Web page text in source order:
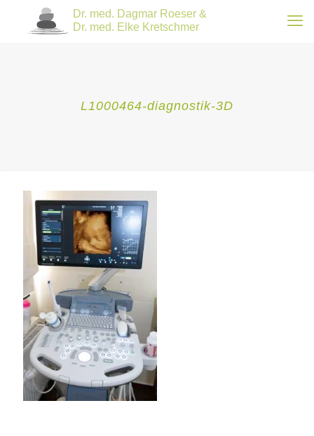
L1000464-diagnostik-3D